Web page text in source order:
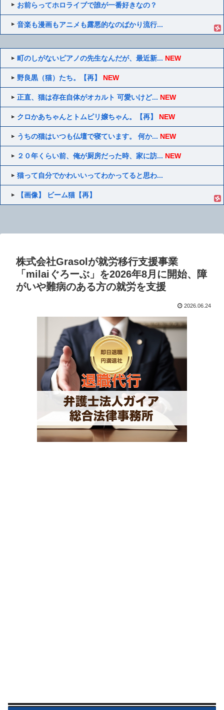
お前らってホロライブで誰が一番好きなの？
音楽も漫画もアニメも露悪的なのばかり流行...
町のしがないピアノの先生なんだが、最近新... NEW
野良黒（猫）たち。【再】 NEW
正直、猫は存在自体がオカルト 可愛いけど... NEW
クロかあちゃんとトムピリ嬢ちゃん。【再】 NEW
うちの猫はいつも仏壇で寝ています。 何か... NEW
２０年くらい前、俺が厨房だった時、家に訪... NEW
猫って自分でかわいいってわかってると思わ...
【画像】 ビーム猫【再】
株式会社Grasolが就労移行支援事業
「milaiぐろーぶ」を2026年8月に開始、障
がいや難病のある方の就労を支援
2026.06.24